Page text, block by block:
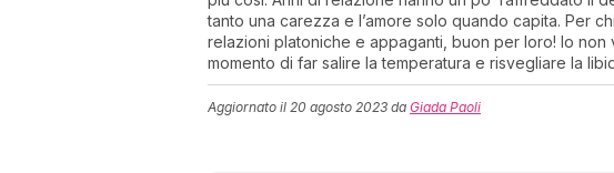
tanto una carezza e l’amore solo quando capita. Per
relazioni platoniche e appaganti, buon per loro! Io non
momento di far salire la temperatura e risvegliare la
Aggiornato il 20 agosto 2023 da Giada Paoli